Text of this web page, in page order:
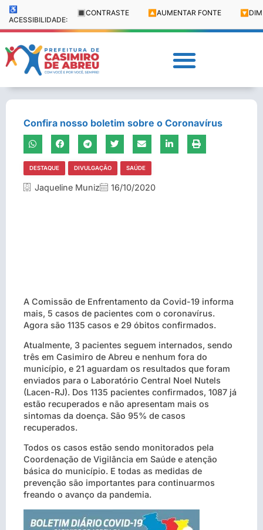
♿
ACESSIBILIDADE:
🔳 CONTRASTE 🔼 AUMENTAR FONTE 🔽
Confira nosso boletim sobre o Coronavírus
DESTAQUE DIVULGAÇÃO SAÚDE
Jaqueline Muniz 16/10/2020
A Comissão de Enfrentamento da Covid-19 informa
mais, 5 casos de pacientes com o coronavírus.
Agora são 1135 casos e 29 óbitos confirmados.
Atualmente, 3 pacientes seguem internados, sendo
três em Casimiro de Abreu e nenhum fora do
município, e 21 aguardam os resultados que foram
enviados para o Laboratório Central Noel Nutels
(Lacen-RJ). Dos 1135 pacientes confirmados, 1087 já
estão recuperados e não apresentam mais os
sintomas da doença. São 95% de casos
recuperados.
Todos os casos estão sendo monitorados pela
Coordenação de Vigilância em Saúde e atenção
básica do município. E todas as medidas de
prevenção são importantes para continuarmos
freando o avanço da pandemia.